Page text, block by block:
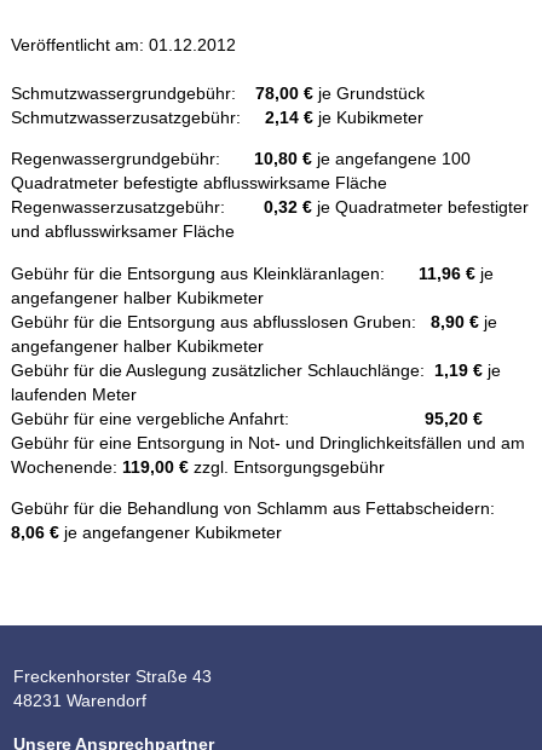
Veröffentlicht am: 01.12.2012
Schmutzwassergrundgebühr: 78,00 €je Grundstück
Schmutzwasserzusatzgebühr: 2,14 €je Kubikmeter
Regenwassergrundgebühr: 10,80 €je angefangene 100
Quadratmeter befestigte abflusswirksame Fläche
Regenwasserzusatzgebühr: 0,32 €je Quadratmeter befestigter
und abflusswirksamer Fläche
Gebühr für die Entsorgung aus Kleinkläranlagen: 11,96 €je
angefangener halber Kubikmeter
Gebühr für die Entsorgung aus abflusslosen Gruben: 8,90 €je
angefangener halber Kubikmeter
Gebühr für die Auslegung zusätzlicher Schlauchlänge: 1,19 €je
laufenden Meter
Gebühr für eine vergebliche Anfahrt: 95,20 €
Gebühr für eine Entsorgung in Not- und Dringlichkeitsfällen und am
Wochenende: 119,00 €zzgl. Entsorgungsgebühr
Gebühr für die Behandlung von Schlamm aus Fettabscheidern:
8,06 €je angefangener Kubikmeter
Freckenhorster Straße 43
48231 Warendorf
Unsere Ansprechpartner